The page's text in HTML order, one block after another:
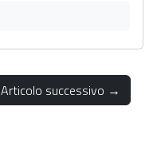
Articolo successivo →